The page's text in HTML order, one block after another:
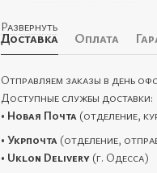
Сенсор на включение и
Дно:съемное;
Период полимеризации:
Безопасна для здоровья
Срок службы лед-
Корпус:АВС пластик;
Развернуть
Доставка Оплата
Отправляем заказы в день
Доступные службы доставки:
• Новая Почта(отделение,
• Укрпочта(отделение,
• Uklon Delivery(г. Одесса)